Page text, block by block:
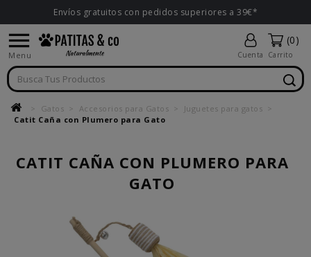
Envíos gratuitos con pedidos superiores a 39€*

Menu Cuenta
(0)
Carrito
Gatos Accesorios para Gatos
Juguetes para gatos
Catit Caña con Plumero para Gato
CATIT CAÑA CON PLUMERO PARA
GATO